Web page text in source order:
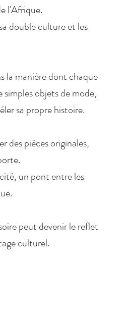
l'Afrique.
double culture et les
la manière dont chaque
objets de mode,
sa propre histoire.
des pièces originales,
un pont entre les
peut devenir le reflet
culturel.